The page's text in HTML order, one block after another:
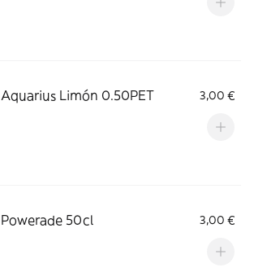
Aquarius Limón 0.50PET 3,00 €
Powerade 50cl 3,00 €